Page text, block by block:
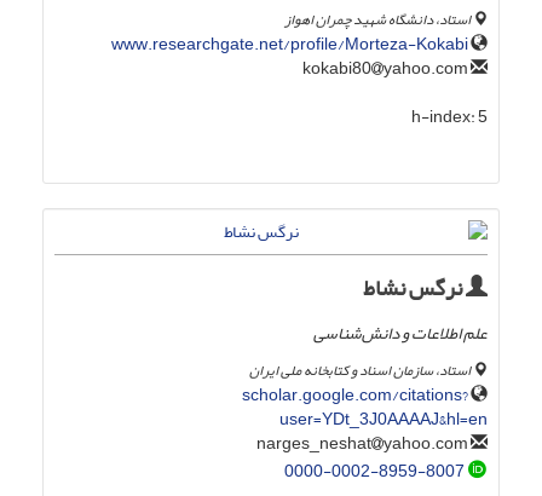
استاد، دانشگاه شهید چمران اهواز
www.researchgate.net/profile/Morteza-Kokabi
yahoo.com
h-index:5
نرگس نشاط
علم اطلاعات و دانش‌شناسی
استاد، سازمان اسناد و کتابخانه ملی ایران
scholar.google.com/citations?
user=YDt_3J0AAAAJ&hl=en
yahoo.com
0000-0002-8959-8007